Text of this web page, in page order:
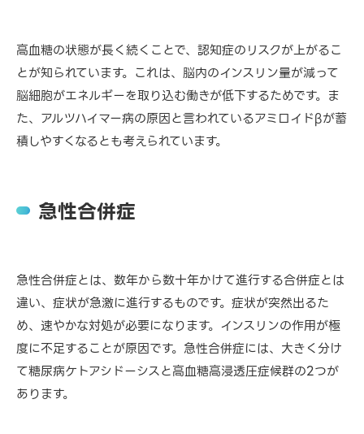
高血糖の状態が長く続くことで、認知症のリスクが上がるこ
とが知られています。これは、脳内のインスリン量が減って
脳細胞がエネルギーを取り込む働きが低下するためです。ま
た、アルツハイマー病の原因と言われているアミロイドβが蓄
積しやすくなるとも考えられています。
急性合併症
急性合併症とは、数年から数十年かけて進行する合併症とは
違い、症状が急激に進行するものです。症状が突然出るた
め、速やかな対処が必要になります。インスリンの作用が極
度に不足することが原因です。急性合併症には、大きく分け
て糖尿病ケトアシドーシスと高血糖高浸透圧症候群の2つが
あります。